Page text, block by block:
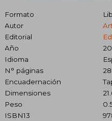
Formato
Autor
Editorial
Año
Idioma
N° páginas
Encuadernación
Dimensiones
Peso
ISBN13